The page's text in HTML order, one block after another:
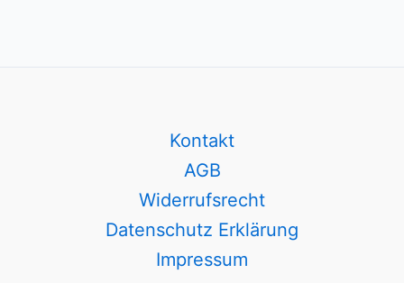
Kontakt
AGB
Widerrufsrecht
Datenschutz Erklärung
Impressum